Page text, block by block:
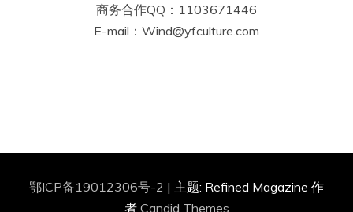
商务合作QQ：1103671446
E-mail：Wind@yfculture.com
鄂ICP备19012306号-2 | 主题: Refined Magazine 作
者 Candid Themes